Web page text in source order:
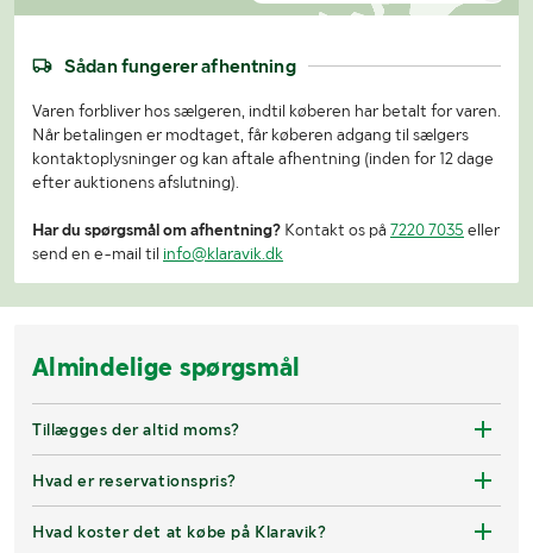
Sådan fungerer afhentning
Varen forbliver hos sælgeren, indtil køberen har betalt for varen.
Når betalingen er modtaget, får køberen adgang til sælgers
kontaktoplysninger og kan aftale afhentning (inden for 12 dage
efter auktionens afslutning).
Har du spørgsmål om afhentning? Kontakt os på 7220 7035 eller
send en e-mail til info@klaravik.dk
Almindelige spørgsmål
Tillægges der altid moms?
Hvad er reservationspris?
Hvad koster det at købe på Klaravik?